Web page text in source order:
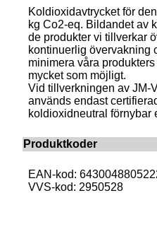
Koldioxidavtrycket för
kg Co2-eq. Bildandet av
de produkter vi tillverkar
kontinuerlig övervakning
minimera våra
mycket som möjligt.
Vid tillverkningen av JM-
används endast
koldioxidneutral förnybar
Produktkoder
EAN-kod:
VVS-kod: 2950528